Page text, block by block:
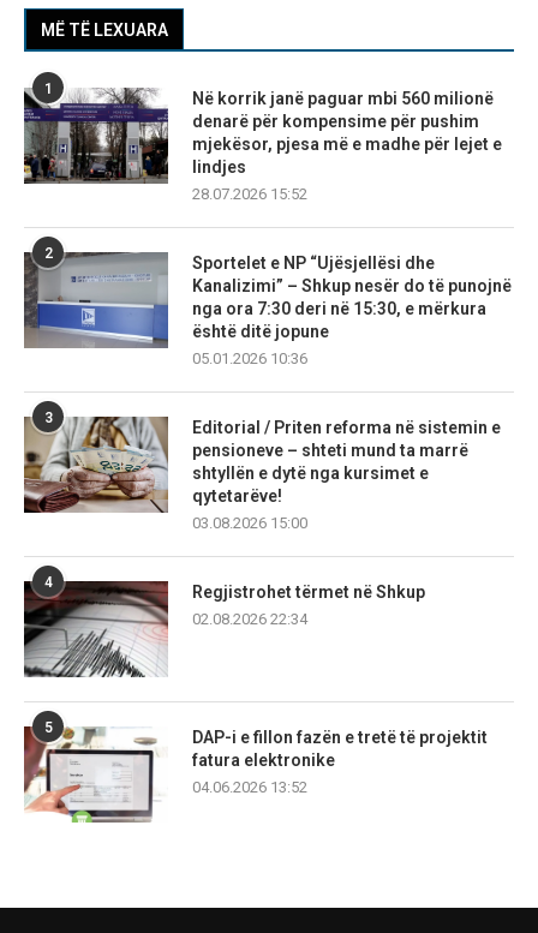
MË TË LEXUARA
1
Në korrik janë paguar mbi 560 milionë
denarë për kompensime për pushim
mjekësor, pjesa më e madhe për lejet e
lindjes
28.07.2026 15:52
2
Sportelet e NP “Ujësjellësi dhe
Kanalizimi” – Shkup nesër do të punojnë
nga ora 7:30 deri në 15:30, e mërkura
është ditë jopune
05.01.2026 10:36
3
Editorial / Priten reforma në sistemin e
pensioneve – shteti mund ta marrë
shtyllën e dytë nga kursimet e
qytetarëve!
03.08.2026 15:00
4
Regjistrohet tërmet në Shkup
02.08.2026 22:34
5
DAP-i e fillon fazën e tretë të projektit
fatura elektronike
04.06.2026 13:52